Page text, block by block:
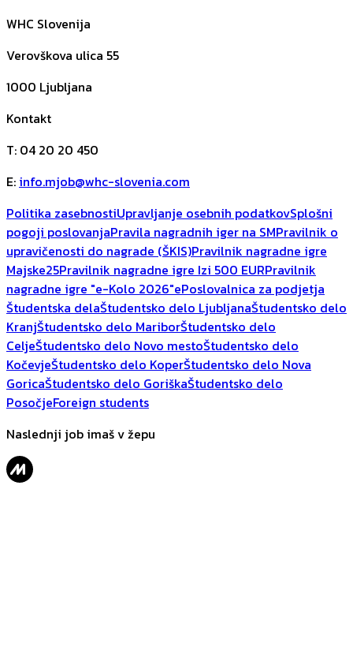
WHC Slovenija
Verovškova ulica 55
1000 Ljubljana
Kontakt
T: 04 20 20 450
E: info.mjob@whc-slovenia.com
Politika zasebnostiUpravljanje osebnih podatkovSplošni
pogoji poslovanjaPravila nagradnih iger na SMPravilnik o
upravičenosti do nagrade (ŠKIS)Pravilnik nagradne igre
Majske25Pravilnik nagradne igre Izi 500 EURPravilnik
nagradne igre "e-Kolo 2026"ePoslovalnica za podjetja
Študentska delaŠtudentsko delo LjubljanaŠtudentsko delo
KranjŠtudentsko delo MariborŠtudentsko delo
CeljeŠtudentsko delo Novo mestoŠtudentsko delo
KočevjeŠtudentsko delo KoperŠtudentsko delo Nova
GoricaŠtudentsko delo GoriškaŠtudentsko delo
PosočjeForeign students
Naslednji job imaš v žepu